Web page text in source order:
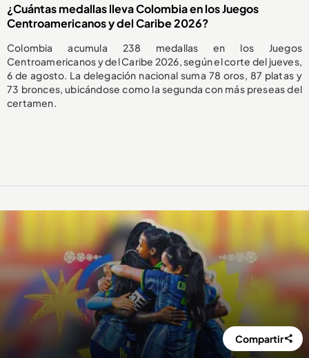
¿Cuántas medallas lleva Colombia en los Juegos
Centroamericanos y del Caribe 2026?
Colombia acumula 238 medallas en los Juegos
Centroamericanos y del Caribe 2026, según el corte del jueves,
6 de agosto. La delegación nacional suma 78 oros, 87 platas y
73 bronces, ubicándose como la segunda con más preseas del
certamen.
Compartir